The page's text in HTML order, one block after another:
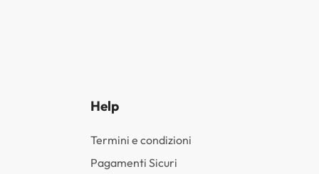
Help
Termini e condizioni
Pagamenti Sicuri